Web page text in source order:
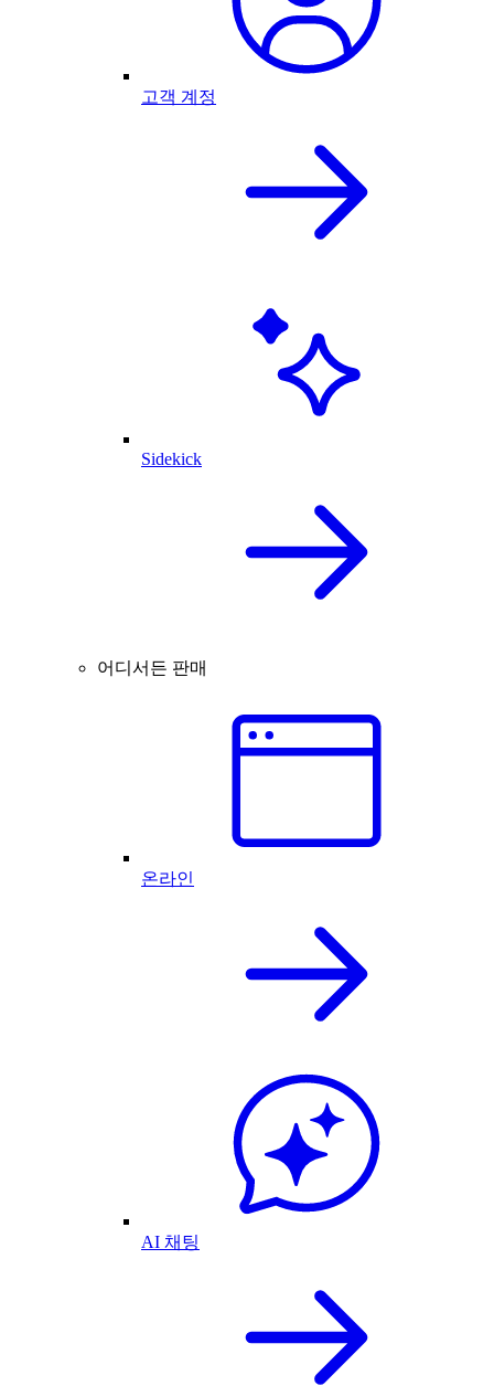
고객 계정
Sidekick
어디서든 판매
온라인
AI 채팅